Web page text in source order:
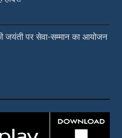
जयंती पर सेवा-सम्मान का आयोजन